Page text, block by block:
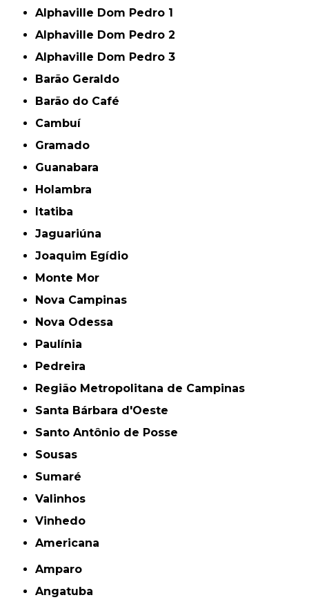
Alphaville Dom Pedro 1
Alphaville Dom Pedro 2
Alphaville Dom Pedro 3
Barão Geraldo
Barão do Café
Cambuí
Gramado
Guanabara
Holambra
Itatiba
Jaguariúna
Joaquim Egídio
Monte Mor
Nova Campinas
Nova Odessa
Paulínia
Pedreira
Região Metropolitana de Campinas
Santa Bárbara d'Oeste
Santo Antônio de Posse
Sousas
Sumaré
Valinhos
Vinhedo
americana
Amparo
Angatuba